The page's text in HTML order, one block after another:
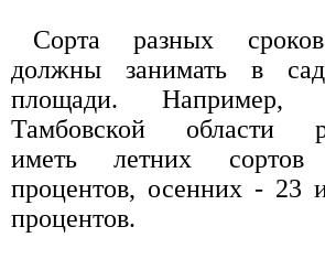
Сорта разных
должны занимать в
площади. Например,
Тамбовской области
иметь летних
процентов, осенних - 23
процентов.